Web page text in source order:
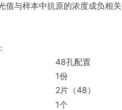
值与样本中抗原的浓度成负相关
48孔配置
1份
2片（48）
1个